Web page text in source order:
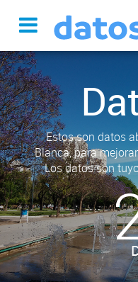
Estos son datos
Blanca, para
Los datos son